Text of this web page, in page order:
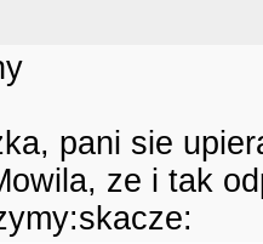
pani sie
ze i tak